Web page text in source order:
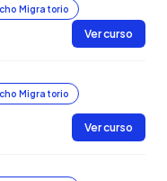
Migratorio
Ver curso
Migratorio
Ver curso